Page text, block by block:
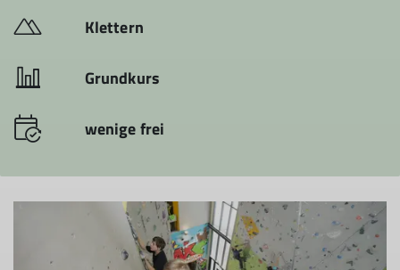
Klettern
Grundkurs
wenige frei